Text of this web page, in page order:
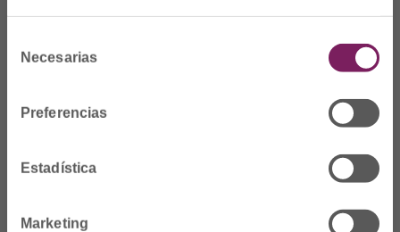
Necesarias
Preferencias
Estadística
Marketing
Prim Kalea, 2-1ºº
Sebastián
Ordutegia A-O
cofgipuzkoa@cofgipuzkoa.eus
Nortzuk gara